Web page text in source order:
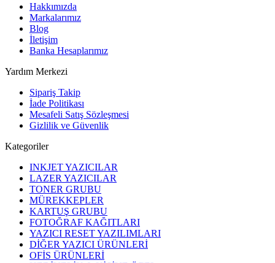
Hakkımızda
Markalarımız
Blog
İletişim
Banka Hesaplarımız
Yardım Merkezi
Sipariş Takip
İade Politikası
Mesafeli Satış Sözleşmesi
Gizlilik ve Güvenlik
Kategoriler
INKJET YAZICILAR
LAZER YAZICILAR
TONER GRUBU
MÜREKKEPLER
KARTUŞ GRUBU
FOTOĞRAF KAĞITLARI
YAZICI RESET YAZILIMLARI
DİĞER YAZICI ÜRÜNLERİ
OFİS ÜRÜNLERİ